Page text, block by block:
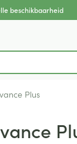
beschikbaarheid
Plus